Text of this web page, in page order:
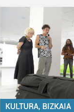
KULTURA, BIZKAIA